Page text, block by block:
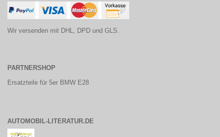
Wir versenden mit DHL, DPD und GLS.
PARTNERSHOP
Ersatzteile für 5er BMW E28
AUTOMOBIL-LITERATUR.DE